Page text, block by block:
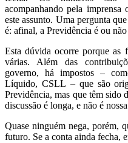
acompanhando pela
este assunto. Uma pergunta
é: afinal, a Previdência é ou
Esta dúvida ocorre porque as
várias. Além das
governo, há impostos –
Líquido, CSLL – que são
Previdência, mas que têm sido
discussão é longa, e não é
Quase ninguém nega, porém,
futuro. Se a conta ainda fecha,